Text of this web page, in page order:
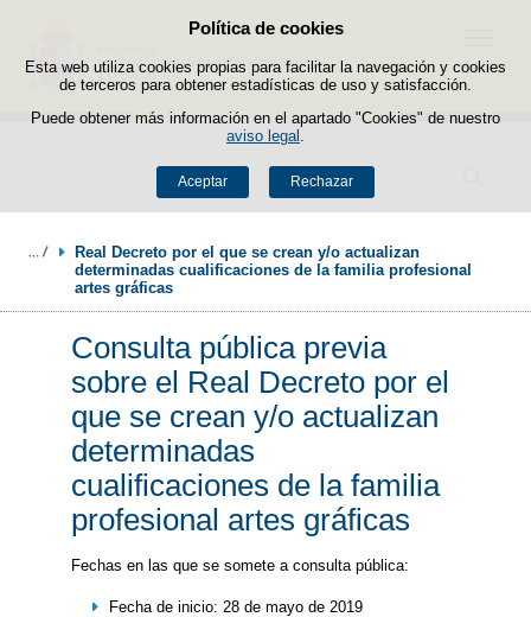
Política de cookies
Esta web utiliza cookies propias para facilitar la navegación y cookies
de terceros para obtener estadísticas de uso y satisfacción.
Puede obtener más información en el apartado "Cookies" de nuestro
aviso legal
Aceptar Rechazar
Saltar al contenido
Buscador
Menú
Real Decreto por el que se crean y/o actualizan
determinadas cualificaciones de la familia profesional
artes gráficas
Consulta pública previa
sobre el Real Decreto por el
que se crean y/o actualizan
determinadas
cualificaciones de la familia
profesional artes gráficas
Fechas en las que se somete a consulta pública:
Fecha de inicio: 28 de mayo de 2019